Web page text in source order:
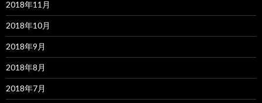
2018年11月
2018年10月
2018年9月
2018年8月
2018年7月